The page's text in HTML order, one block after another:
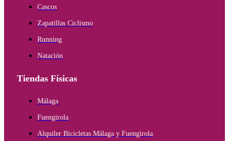
Cascos
Zapatillas Ciclismo
Running
Natación
Tiendas Físicas
Málaga
Fuengirola
Alquiler Bicicletas Málaga y Fuengirola